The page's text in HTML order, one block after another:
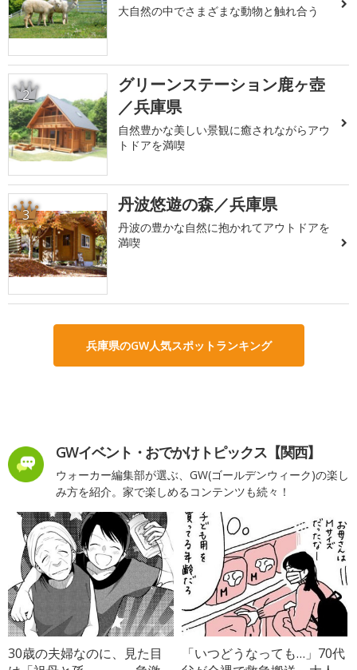
大自然の中でさまざまな動物と触れ合う
2
グリーンステーション鹿ヶ壺
／兵庫県
自然豊かな美しい景観に癒されながらアウ
トドアを満喫
3 丹波悠遊の森／兵庫県
丹波の豊かな自然に抱かれてアウトドアを
満喫
兵庫県のGW人気スポットランキング
GWイベント・おでかけトピックス【関西】
ウォーカー編集部が選ぶ、GW(ゴールデンウィーク)の楽し
み方を紹介。家で楽しめるコンテンツも続々！
30歳の夫婦なのに、見た目
「いつどうなっても…」70代